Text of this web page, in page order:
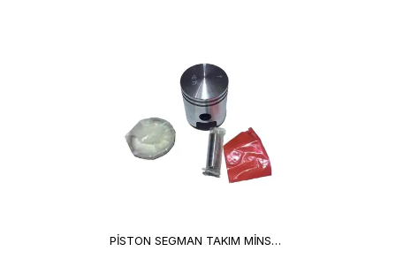
PİSTON SEGMAN TAKIM MİNSK 125